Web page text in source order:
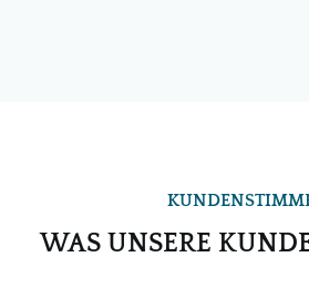
WAS UNSERE